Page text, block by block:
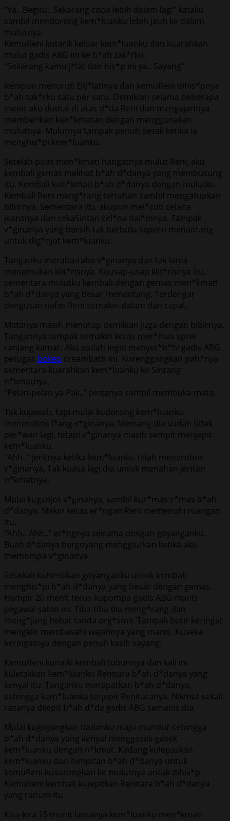
“Ya.. Begitu.. Sekarang coba lebih dalam lagi” kataku
sambil mendorong kem*luanku lebih jauh ke dalam
mulutnya.
KemuReni kutarik keluar kem*luanku dan kuarahkan
mulut gadis ABG ini ke b*ah zak*rku.
“Sekarang kamu j*lat dan his*p ini ya.. Sayang”
Renipun menurut. Dij*latinya dan kemuReni dihis*pnya
b*ah zak*rku satu per satu. Demikian selama beberapa
menit aku duduk di atas d*da Reni dan mengajarinya
memberikan ken*kmatan dengan menggunakan
mulutnya. Mulutnya tampak penuh sesak ketika ia
menghis*pi kem*luanku.
Setelah puas men*kmati hangatnya mulut Reni, aku
kembali gemas melihat b*ah d*danya yang membusung
itu. Kembali kun*kmati b*ah d*danya dengan mulutku.
Kembali Reni meng*rang tertahan sambil mengatupkan
bibirnya. Sementara itu, akupun mel*cuti celana
jeansnya dan sekaSintan cel*na dal*mnya. Tampak
v*ginanya yang bersih tak berbulu seperti menantang
untuk dig*njot kem*luanku.
Tanganku meraba-raba v*ginanya dan tak lama
menemukan klit*risnya. Kuusap-usap klit*risnya itu,
sementara mulutku kembali dengan gemas men*kmati
b*ah d*danya yang besar menantang. Terdengar
dengusan nafas Reni semakin dalam dan cepat.
Matanya masih menutup demikian juga dengan bibirnya.
Tangannya tampak semakin keras mer*mas sprei
ranjang kamar. Aku sudah ingin menyet*b*hi gadis ABG
petugas bokep creambath ini. Kurenggangkan pah*nya
sementara kuarahkan kem*luanku ke Sintang
n*kmatnya.
“Pelan-pelan ya Pak..” pintanya sambil membuka mata.
Tak kujawab, tapi mulai kudorong kem*luanku
menerobos l*ang v*ginanya. Memang dia sudah tidak
per*wan lagi, tetapi v*ginanya masih sempit menjepit
kem*luanku.
“Ahh..” jeritnya ketika kem*luanku telah menerobos
v*ginanya. Tak kuasa lagi dia untuk menahan jeritan
n*kmatnya.
Mulai kugenjot v*ginanya, sambil kur*mas-r*mas b*ah
d*danya. Makin keras er*ngan Reni memenuhi ruangan
itu.
“Ahh.. Ahh..” er*ngnya seirama dengan goyanganku.
Buah d*danya bergoyang menggiurkan ketika aku
memompa v*ginanya.
Sesekali kuhentikan goyanganku untuk kembali
menghis*pi b*ah d*danya yang besar dengan gemas.
Hampir 20 menit terus kupompa gadis ABG manis
pegawai salon ini. Tiba-tiba dia meng*rang dan
meng*jang hebat tanda org*sme. Tampak butir keringat
mengalir membasahi wajahnya yang manis. Kuseka
keringatnya dengan penuh kasih sayang.
KemuReni kunaiki kembali tubuhnya dan kali ini
kuletakkan kem*luanku Renitara b*ah d*danya yang
kenyal itu. Tanganku merapatkan b*ah d*danya,
sehingga kem*luanku terjepit Renitaranya. Nikmat sekali
rasanya dijepit b*ah d*da gadis ABG semanis dia.
Mulai kugoyangkan badanku maju mundur sehingga
b*ah d*danya yang kenyal menggesek-gesek
kem*luanku dengan n*kmat. Kadang kulepaskan
kem*luanku dari himpitan b*ah d*danya untuk
kemuReni kusorongkan ke mulutnya untuk dihis*p.
KemuReni kembali kujepitkan Renitara b*ah d*danya
yang ranum itu.
Kira-kira 15 menit lamanya kem*luanku men*kmati